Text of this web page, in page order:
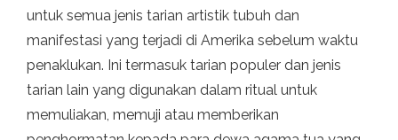
untuk semua jenis tarian artistik tubuh dan
manifestasi yang terjadi di Amerika sebelum waktu
penaklukan. Ini termasuk tarian populer dan jenis
tarian lain yang digunakan dalam ritual untuk
memuliakan, memuji atau memberikan